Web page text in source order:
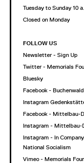
Tuesday to Sunday 10
Closed on Monday
FOLLOW US
Newsletter - Sign Up
Twitter - Memorials
Bluesky
Facebook -
Instagram
Facebook - Mittelbau-
Instagram - Mittelbau-
Instagram - In
National Socialism
Vimeo - Memorials